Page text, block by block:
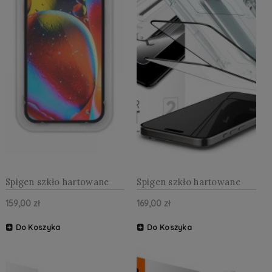
Spigen szkło hartowane
ALM GLASS FC 2-pack do
iPhone 13 / 13 PRO / 14 /
159,00 zł
Do Koszyka
Spigen szkło hartowane
GLAS.TR "EZ FIT" FC 2-
PACK do iPhone 15 Pro
169,00 zł
Do Koszyka